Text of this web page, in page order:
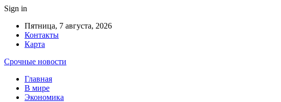
Sign in
Пятница, 7 августа, 2026
Контакты
Карта
Срочные новости
Главная
В мире
Экономика